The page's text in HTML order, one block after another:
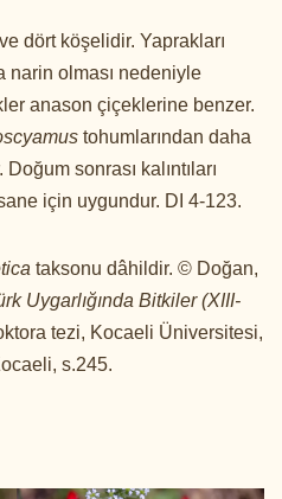
dört köşelidir. Yaprakları
narin olması nedeniyle
anason çiçeklerine benzer.
tohumlarından daha
sonrası kalıntıları
için uygundur. DI 4-123.
taksonu dâhildir. © Doğan,
Uygarlığında Bitkiler (XIII-
tezi, Kocaeli Üniversitesi,
s.245.